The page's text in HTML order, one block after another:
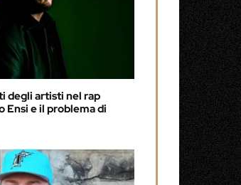
degli artisti nel rap
Ensi e il problema di